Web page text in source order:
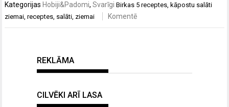
Kategorijas Hobiji&Padomi,Svarīgi Birkas 5 receptes, kāpostu salāti
ziemai,receptes, salāti, ziemai Komentē
REKLĀMA
CILVĒKI ARĪ LASA